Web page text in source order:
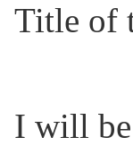
Title of
I will be